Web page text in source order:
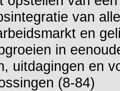
van
en
in
uitdagingen en
(8-84)